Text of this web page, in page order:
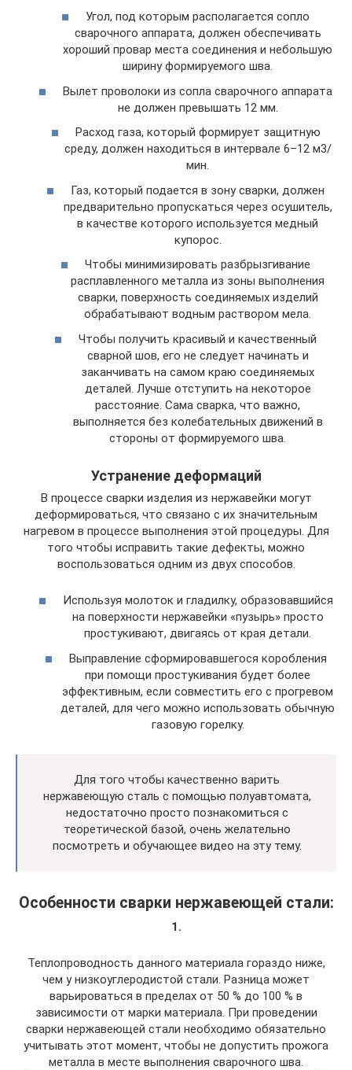
Угол, под которым располагается сопло
сварочного аппарата, должен обеспечивать
хороший провар места соединения и небольшую
ширину формируемого шва.
Вылет проволоки из сопла сварочного аппарата
не должен превышать 12 мм.
Расход газа, который формирует защитную
среду, должен находиться в интервале 6–12 м3/
мин.
Газ, который подается в зону сварки, должен
предварительно пропускаться через осушитель,
в качестве которого используется медный
купорос.
Чтобы минимизировать разбрызгивание
расплавленного металла из зоны выполнения
сварки, поверхность соединяемых изделий
обрабатывают водным раствором мела.
Чтобы получить красивый и качественный
сварной шов, его не следует начинать и
заканчивать на самом краю соединяемых
деталей. Лучше отступить на некоторое
расстояние. Сама сварка, что важно,
выполняется без колебательных движений в
стороны от формируемого шва.
Устранение деформаций
В процессе сварки изделия из нержавейки могут
деформироваться, что связано с их значительным
нагревом в процессе выполнения этой процедуры. Для
того чтобы исправить такие дефекты, можно
воспользоваться одним из двух способов.
Используя молоток и гладилку, образовавшийся
на поверхности нержавейки «пузырь» просто
простукивают, двигаясь от края детали.
Выправление сформировавшегося коробления
при помощи простукивания будет более
эффективным, если совместить его с прогревом
деталей, для чего можно использовать обычную
газовую горелку.
Для того чтобы качественно варить
нержавеющую сталь с помощью полуавтомата,
недостаточно просто познакомиться с
теоретической базой, очень желательно
посмотреть и обучающее видео на эту тему.
Особенности сварки нержавеющей стали:
1.
Теплопроводность данного материала гораздо ниже,
чем у низкоуглеродистой стали. Разница может
варьироваться в пределах от 50 % до 100 % в
зависимости от марки материала. При проведении
сварки нержавеющей стали необходимо обязательно
учитывать этот момент, чтобы не допустить прожога
металла в месте выполнения сварочного шва.